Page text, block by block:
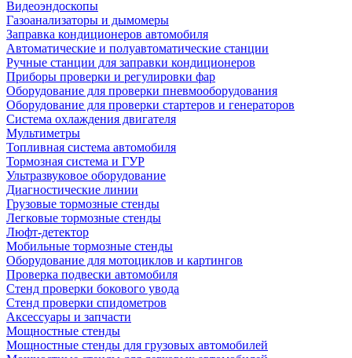
Видеоэндоскопы
Газоанализаторы и дымомеры
Заправка кондиционеров автомобиля
Автоматические и полуавтоматические станции
Ручные станции для заправки кондиционеров
Приборы проверки и регулировки фар
Оборудование для проверки пневмооборудования
Оборудование для проверки стартеров и генераторов
Система охлаждения двигателя
Мультиметры
Топливная система автомобиля
Тормозная система и ГУР
Ультразвуковое оборудование
Диагностические линии
Грузовые тормозные стенды
Легковые тормозные стенды
Люфт-детектор
Мобильные тормозные стенды
Оборудование для мотоциклов и картингов
Проверка подвески автомобиля
Стенд проверки бокового увода
Стенд проверки спидометров
Аксессуары и запчасти
Мощностные стенды
Мощностные стенды для грузовых автомобилей